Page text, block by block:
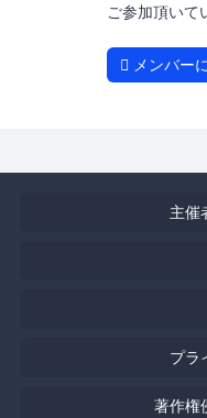
ご参加頂いて
メンバー
主催
プラ
著作権